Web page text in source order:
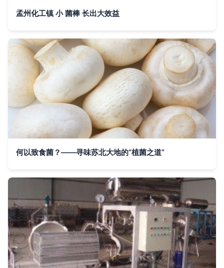
孟州化工镇 小 菌棒 长出大效益
何以致食菌？——寻味苏北大地的“植菌之道”